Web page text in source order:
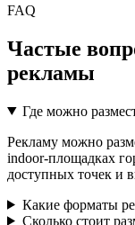
FAQ
Частые
рекламы
Где можно
Рекламу можно
indoor-площадках
доступных точек и
Какие форматы
Сколько стоит